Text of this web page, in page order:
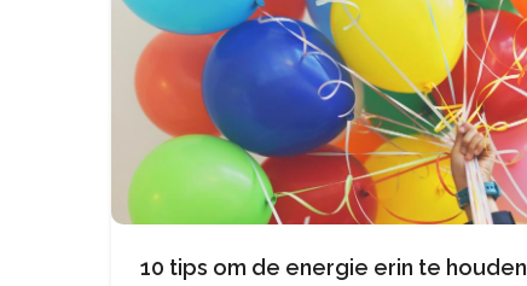
10 tips om de energie erin te houden